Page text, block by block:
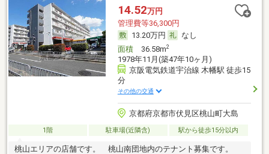
14.52万円
管理費等36,300円
13.20万円
なし
面積36.58m2
1978年11月(築47年10ヶ月)
京阪電気鉄道宇治線 木幡駅 徒歩15
分
その他の交通
京都府京都市伏見区桃山町大島
1階 駐車場(近隣含) 駅から徒歩15分以内
桃山エリアの店舗です。 桃山南団地内のテナント募集です。